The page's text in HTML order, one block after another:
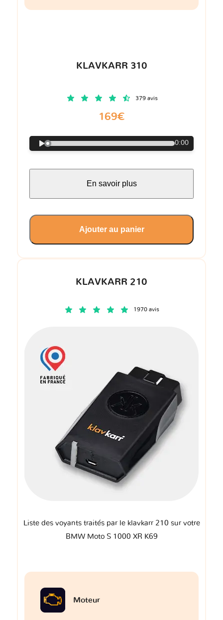
KLAVKARR 210
1970 avis
Liste des voyants traités par le klavkarr 210 sur votre
BMW Moto S 1000 XR K69
Moteur
KLAVKARR 310
379 avis
169€
0:00
En savoir plus
Ajouter au panier